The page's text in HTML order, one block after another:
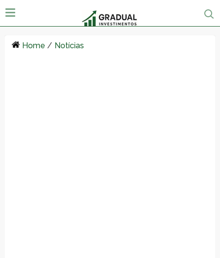
Home / Notícias